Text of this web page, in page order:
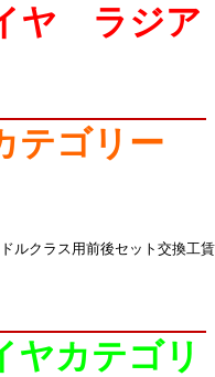
ヤ ラジア
テゴリー
カテゴリ